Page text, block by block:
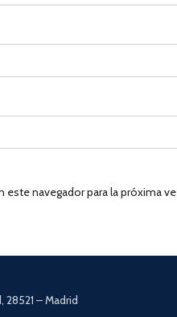
navegador para la próxima
28521 – Madrid